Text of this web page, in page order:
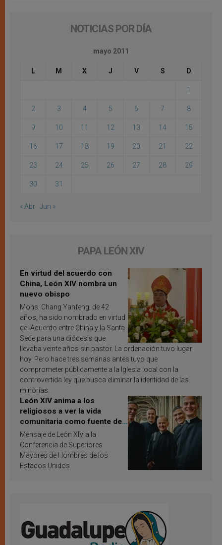
NOTICIAS POR DÍA
mayo 2011
L M X J V S D
1
2 3 4 5 6 7 8
9 10 11 12 13 14 15
16 17 18 19 20 21 22
23 24 25 26 27 28 29
30 31
« Abr Jun »
PAPA LEÓN XIV
En virtud del acuerdo con
China, León XIV nombra un
nuevo obispo
Mons. Chang Yanfeng, de 42
años, ha sido nombrado en virtud
del Acuerdo entre China y la Santa
Sede para una diócesis que
llevaba veinte años sin pastor. La ordenación tuvo lugar
hoy. Pero hace tres semanas antes tuvo que
comprometer públicamente a la Iglesia local con la
controvertida ley que busca eliminar la identidad de las
minorías.
León XIV anima a los
religiosos a ver la vida
comunitaria como fuente de
inspiración y santificación
Mensaje de León XIV a la
Conferencia de Superiores
Mayores de Hombres de los
Estados Unidos